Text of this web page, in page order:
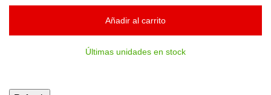
Añadir al carrito
Últimas unidades en stock